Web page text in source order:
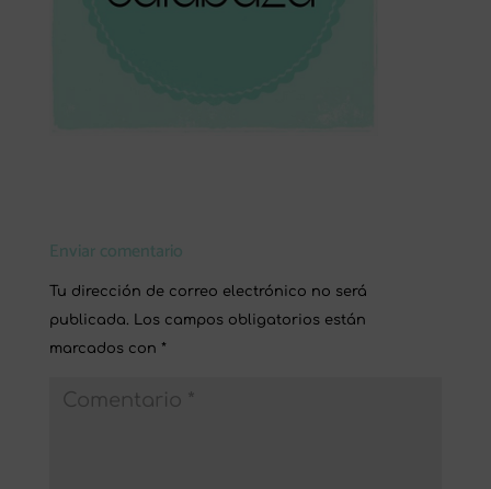
Enviar comentario
Tu dirección de correo electrónico no será
publicada. Los campos obligatorios están
marcados con *